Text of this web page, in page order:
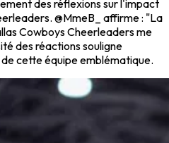
des réflexions sur l'impact
@MmeB_ affirme : "La
Cowboys Cheerleaders me
des réactions souligne
cette équipe emblématique.